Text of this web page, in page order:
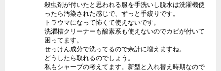
殺虫剤が付いたと思われる服を手洗いし脱水は洗濯機使
ったら汚染された感じで、ずっと手絞りです。
トラウマになって怖くて使えないです。
洗濯槽クリーナーも酸素系も使えないのでカビが付いて
困ってます。
せっけん成分で洗ってるので余計に増えますね。
どうしたら取れるのでしょう。
私もシャープの考えてます。新型と入れ替え時期なので